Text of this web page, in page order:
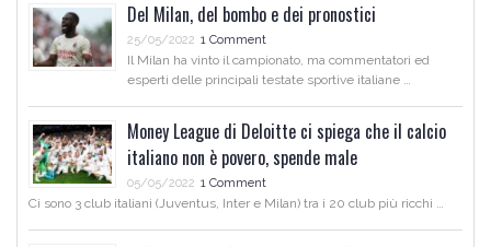
Del Milan, del bombo e dei pronostici
25/05/2022 1 Comment
Il Milan ha vinto il campionato, ma commentatori ed
esperti delle principali testate sportive italiane …
Money League di Deloitte ci spiega che il calcio
italiano non è povero, spende male
05/05/2022 1 Comment
Ci sono 3 club italiani (Juventus, Inter e Milan) tra i 20 club più ricchi …